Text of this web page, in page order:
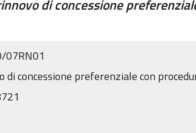
di concessione
07RN01
di concessione preferenziale con